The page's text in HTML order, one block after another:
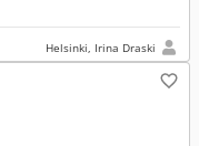
Helsinki, Irina Draski